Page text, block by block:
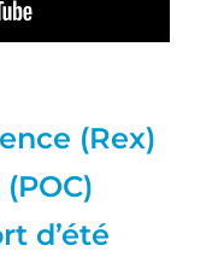
(Rex)
d’été